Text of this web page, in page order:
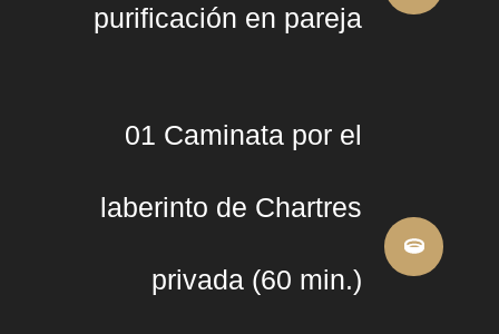
purificación en pareja
01 Caminata por el
laberinto de Chartres
privada (60 min.)